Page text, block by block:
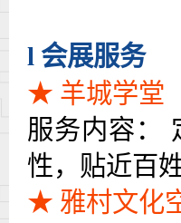
l 会展服务
★ 羊城学堂
服务内容：
性，贴近百
★ 雅村文化